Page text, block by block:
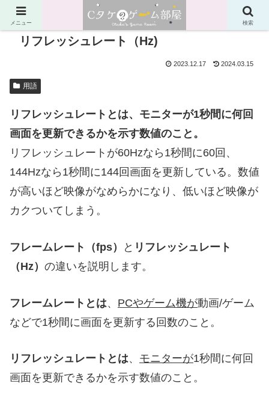
リフレッシュレート（Hz)
2023.12.17 2024.03.15
用語
リフレッシュレートとは、モニターが1秒間に何回
画面を更新できるかを示す数値のこと。
リフレッシュレートが60Hzなら1秒間に60回、
144Hzなら1秒間に144回画面を更新している。数値
が高いほど映像がなめらかになり、低いほど映像が
カクついてしまう。
フレームレート（fps） と リフレッシュレート
（Hz） の違いを説明します。
フレームレートとは、 PCやゲーム機が動画/ゲーム
などで1秒間に画面を更新する回数のこと。
リフレッシュレートとは、 モニターが1秒間に何回
画面を更新できるかを示す数値のこと。
メニュー 検索